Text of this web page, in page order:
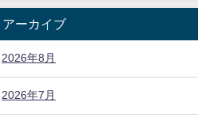
アーカイブ
2026年8月
2026年7月